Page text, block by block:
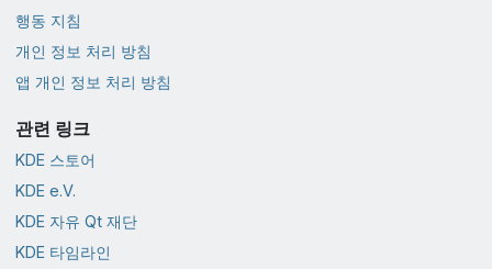
행동 지침
개인 정보 처리 방침
앱 개인 정보 처리 방침
관련 링크
KDE 스토어
KDE e.V.
KDE 자유 Qt 재단
KDE 타임라인